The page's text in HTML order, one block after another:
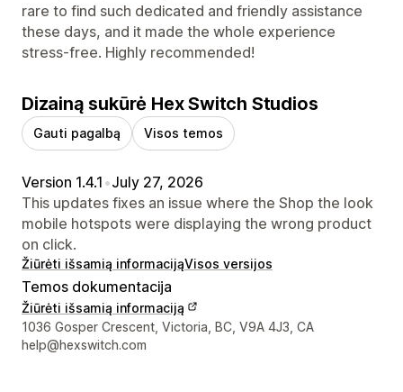
rare to find such dedicated and friendly assistance
these days, and it made the whole experience
stress-free. Highly recommended!
Dizainą sukūrė Hex Switch Studios
Gauti pagalbą Visos temos
Version 1.4.1 •July 27, 2026
This updates fixes an issue where the Shop the look
mobile hotspots were displaying the wrong product
on click.
Žiūrėti išsamią informacijąVisos versijos
Temos dokumentacija
Žiūrėti išsamią informaciją
Kūrėjo kontaktiniai duomenys
1036 Gosper Crescent, Victoria, BC, V9A 4J3, CA
help@hexswitch.com